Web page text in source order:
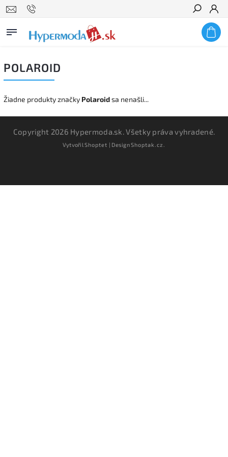
Hľadať
POLAROID
Žiadne produkty značky Polaroidsa nenašli...
Copyright 2026 Hypermoda.sk. Všetky práva vyhradené.
VytvořilShoptet | DesignShoptak.cz.